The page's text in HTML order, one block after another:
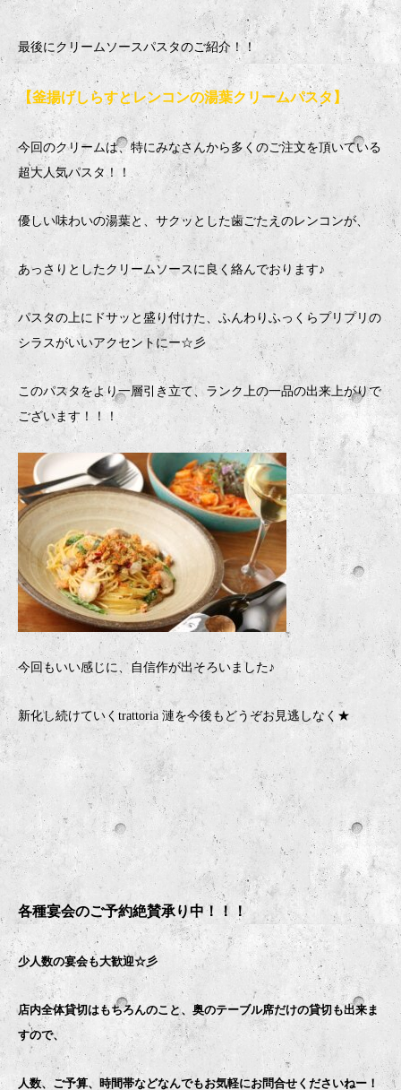
最後にクリームソースパスタのご紹介！！
【釜揚げしらすとレンコンの湯葉クリームパスタ】
今回のクリームは、特にみなさんから多くのご注文を頂いている
超大人気パスタ！！
優しい味わいの湯葉と、サクッとした歯ごたえのレンコンが、
あっさりとしたクリームソースに良く絡んでおります♪
パスタの上にドサッと盛り付けた、ふんわりふっくらプリプリの
シラスがいいアクセントにー☆彡
このパスタをより一層引き立て、ランク上の一品の出来上がりで
ございます！！！
今回もいい感じに、自信作が出そろいました♪
新化し続けていくtrattoria 漣を今後もどうぞお見逃しなく★
各種宴会のご予約絶賛承り中！！！
少人数の宴会も大歓迎☆彡
店内全体貸切はもちろんのこと、奥のテーブル席だけの貸切も出来ま
すので、
人数、ご予算、時間帯などなんでもお気軽にお問合せくださいねー！